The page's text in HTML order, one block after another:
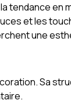
tendance
et les
une
Sa